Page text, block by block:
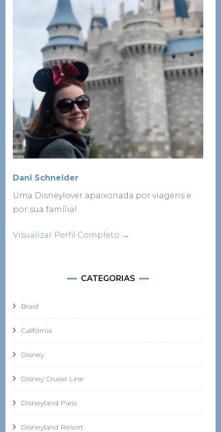
Dani Schneider
Uma Disneylover apaixonada por viagens e
por sua família!
Visualizar Perfil Completo →
CATEGORIAS
Brasil
Califórnia
Disney
Disney Cruise Line
Disneyland Paris
Disneyland Resort